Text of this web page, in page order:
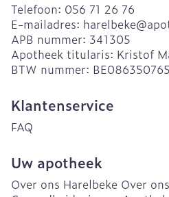
Telefoon: 056 71 26 76
E-mailadres: harelbeke@
APB nummer: 341305
Apotheek titularis: Kristof
BTW nummer:
Klantenservice
FAQ
Uw apotheek
Over ons Harelbeke Over